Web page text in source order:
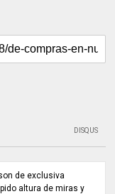
DISQUS
de exclusiva
altura de miras y